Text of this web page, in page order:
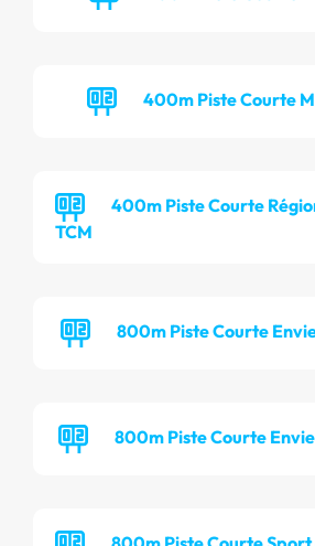
400m Piste Courte
400m Piste Courte
TCM
800m Piste Courte
800m Piste Courte